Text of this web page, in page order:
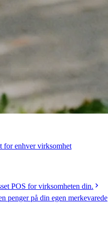
for enhver virksomhet
POS for virksomheten din.
penger på din egen merkevarede